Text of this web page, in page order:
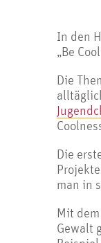
In den
„Be
Die
Die
man in
Mit
Gewalt